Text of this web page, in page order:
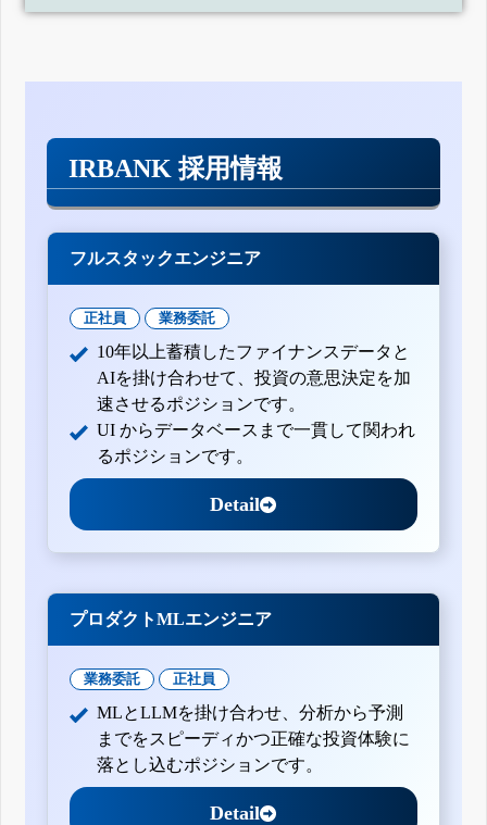
IRBANK 採用情報
フルスタックエンジニア
正社員 業務委託
10年以上蓄積したファイナンスデータと
AIを掛け合わせて、投資の意思決定を加
速させるポジションです。
UI からデータベースまで一貫して関われ
るポジションです。
Detail
プロダクトMLエンジニア
業務委託 正社員
MLとLLMを掛け合わせ、分析から予測
までをスピーディかつ正確な投資体験に
落とし込むポジションです。
Detail